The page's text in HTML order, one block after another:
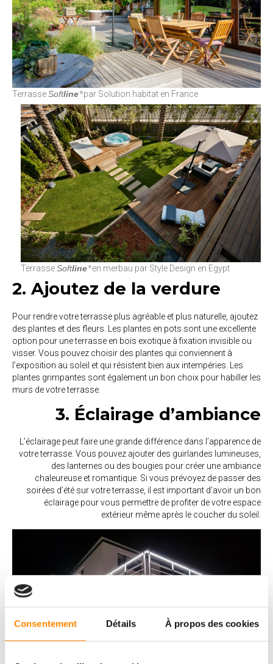
Consentement Détails À propos des cookies
TerrasseSoftline ®par Solution habitat en France
TerrasseSoftline ®en merbau par Style Design en Egypt
2. Ajoutez de la verdure
Pour rendre votre terrasse plus agréable et plus naturelle, ajoutez
des plantes et des fleurs. Les plantes en pots sont une excellente
option pour une terrasse en bois exotique à fixation invisible ou
visser. Vous pouvez choisir des plantes qui conviennent à
l’exposition au soleil et qui résistent bien aux intempéries. Les
plantes grimpantes sont également un bon choix pour habiller les
murs de votre terrasse.
3. Éclairage d’ambiance
L’éclairage peut faire une grande différence dans l’apparence de
votre terrasse. Vous pouvez ajouter des guirlandes lumineuses,
des lanternes ou des bougies pour créer une ambiance
chaleureuse et romantique. Si vous prévoyez de passer des
soirées d’été sur votre terrasse, il est important d’avoir un bon
éclairage pour vous permettre de profiter de votre espace
extérieur même après le coucher du soleil.